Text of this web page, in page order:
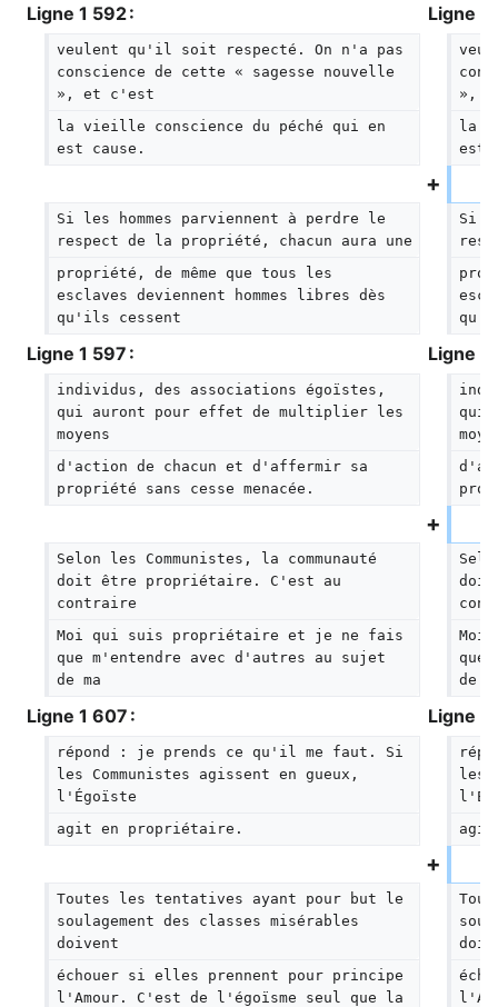
Ligne 1 592 : Ligne 1
veulent qu'il soit respecté. On n'a pas
conscience de cette « sagesse nouvelle
», et c'est
»,
la vieille conscience du péché qui en
est cause.
la
est
Si les hommes parviennent à perdre le
respect de la propriété, chacun aura une
Si
propriété, de même que tous les
esclaves deviennent hommes libres dès
qu'ils cessent
Ligne 1 597 : Ligne 1
individus, des associations égoïstes,
qui auront pour effet de multiplier les
moyens
qui
d'action de chacun et d'affermir sa
propriété sans cesse menacée.
Selon les Communistes, la communauté
doit être propriétaire. C'est au
contraire
Moi qui suis propriétaire et je ne fais
que m'entendre avec d'autres au sujet
de ma
Moi
que
de
Ligne 1 607 : Ligne 1
répond : je prends ce qu'il me faut. Si
les Communistes agissent en gueux,
l'Égoïste
les
agit en propriétaire.
agit
Toutes les tentatives ayant pour but le
soulagement des classes misérables
doivent
échouer si elles prennent pour principe
l'Amour. C'est de l'égoïsme seul que la